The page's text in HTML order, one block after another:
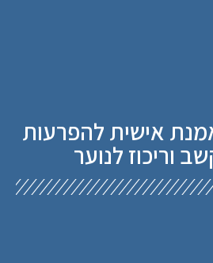
אישית להפרעות
וריכוז לנוער